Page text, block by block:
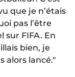
que je n’étais
pas l’être
sur FIFA. En
bien, je
alors lancé."